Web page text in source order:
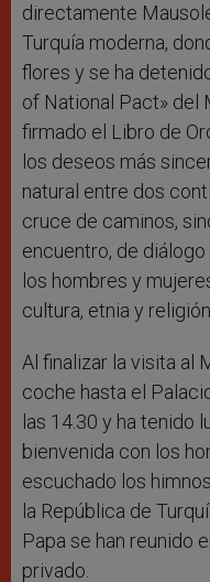
directamente
Turquía moderna,
flores y se ha
of National Pact» del
firmado el Libro de
los deseos más
natural entre dos
cruce de caminos,
encuentro, de
los hombres y
cultura, etnia y
Al finalizar la visita al
coche hasta el
las 14.30 y ha tenido
bienvenida con los
escuchado los
la República de
Papa se han reunido
privado.